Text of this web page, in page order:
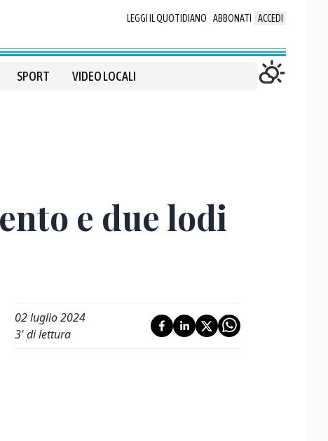
LEGGI IL QUOTIDIANO ABBONATI ACCEDI
SPORT VIDEO LOCALI
e due lodi
02 luglio 2024
3' di lettura